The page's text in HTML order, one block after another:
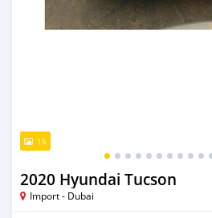
15
2020 Hyundai Tucson
Import - Dubai